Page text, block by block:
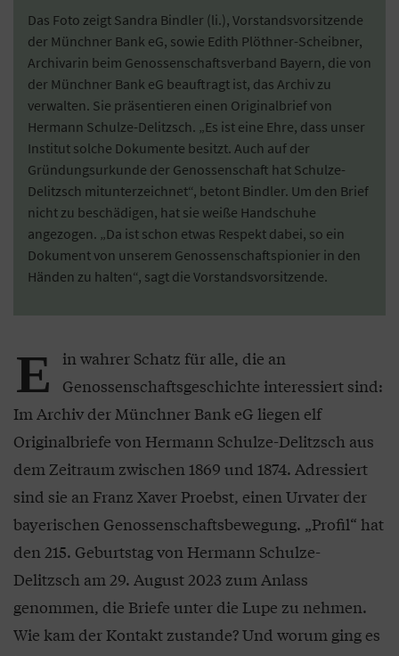
Das Foto zeigt Sandra Bindler (li.), Vorstandsvorsitzende
der Münchner Bank eG, sowie Edith Plöthner-Scheibner,
Archivarin beim Genossenschaftsverband Bayern, die von
der Münchner Bank eG beauftragt ist, das Archiv zu
verwalten. Sie präsentieren einen Originalbrief von
Hermann Schulze-Delitzsch. „Es ist eine Ehre, dass unser
Institut solche Dokumente besitzt. Auch auf der
Gründungsurkunde der Genossenschaft hat Schulze-
Delitzsch mitunterzeichnet“, betont Bindler. Um den Brief
nicht zu beschädigen, hat sie weiße Handschuhe
angezogen. „Da ist schon etwas Respekt dabei, so ein
Dokument von unserem Genossenschaftspionier in den
Händen zu halten“, sagt die Vorstandsvorsitzende.
E
in wahrer Schatz für alle, die an
Genossenschaftsgeschichte interessiert sind:
Im Archiv der Münchner Bank eG liegen elf
Originalbriefe von Hermann Schulze-Delitzsch aus
dem Zeitraum zwischen 1869 und 1874. Adressiert
sind sie an Franz Xaver Proebst, einen Urvater der
bayerischen Genossenschaftsbewegung. „Profil“ hat
den 215. Geburtstag von Hermann Schulze-
Delitzsch am 29. August 2023 zum Anlass
genommen, die Briefe unter die Lupe zu nehmen.
Wie kam der Kontakt zustande? Und worum ging es